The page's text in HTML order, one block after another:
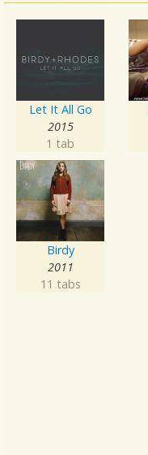
Let It All Go
2015
1 tab
Birdy
2011
11 tabs